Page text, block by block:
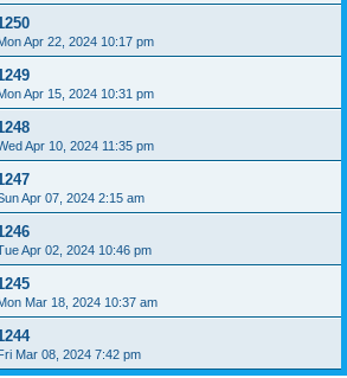
Apr 22, 2024 10:17 pm
Apr 15, 2024 10:31 pm
Apr 10, 2024 11:35 pm
Apr 07, 2024 2:15 am
Apr 02, 2024 10:46 pm
Mar 18, 2024 10:37 am
Mar 08, 2024 7:42 pm